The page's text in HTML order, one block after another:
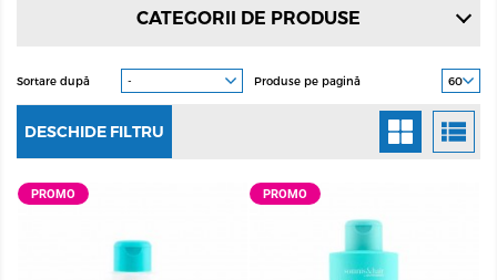
CATEGORII DE PRODUSE
Sortare după Produse pe pagină
DESCHIDE FILTRU
PROMO PROMO